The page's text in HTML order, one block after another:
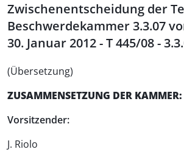
Zwischenentscheidung der
Beschwerdekammer 3.3.07
30. Januar 2012 - T 445/08 -
(Übersetzung)
ZUSAMMENSETZUNG DER KAMMER:
Vorsitzender:
J. Riolo